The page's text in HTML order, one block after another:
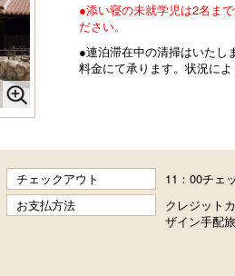
●添い寝の未就学児は2名ま
ださい。
●連泊滞在中の清掃はいたし
料金にて承ります。状況に
チェックアウト
11：00チェ
お支払方法
クレジット
ザイン手配旅